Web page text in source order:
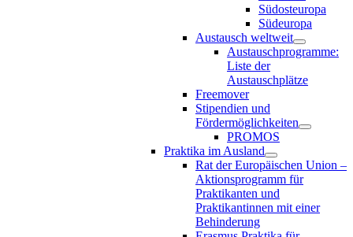
Südosteuropa
Südeuropa
Austausch weltweit
Austauschprogramme:
Liste der
Austauschplätze
Freemover
Stipendien und
Fördermöglichkeiten
PROMOS
Praktika im Ausland
Rat der Europäischen Union –
Aktionsprogramm für
Praktikanten und
Praktikantinnen mit einer
Behinderung